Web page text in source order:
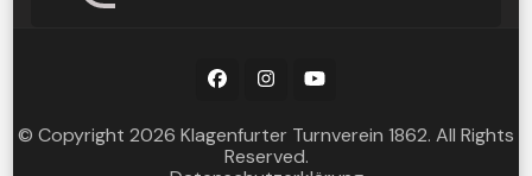
© Copyright 2026 Klagenfurter Turnverein 1862. All Rights
Reserved.